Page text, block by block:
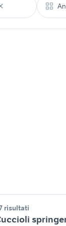
risultati